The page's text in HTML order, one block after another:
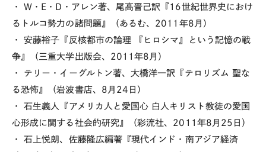
・ W・E・D・アレン著、尾高晋己訳『16世紀世界史におけ
るトルコ勢力の諸問題』（あるむ、2011年8月）
・ 安藤裕子『反核都市の論理 『ヒロシマ』という記憶の戦
争』（三重大学出版会、2011年8月）
・ テリー・イーグルトン著、大橋洋一訳『テロリズム 聖な
る恐怖』（岩波書店、8月24日）
・ 石生義人『アメリカ人と愛国心 白人キリスト教徒の愛国
心形成に関する社会的研究』（彩流社、2011年8月25日）
・ 石上悦朗、佐藤隆広編著『現代インド・南アジア経済